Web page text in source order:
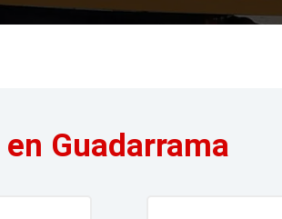
Guadarrama